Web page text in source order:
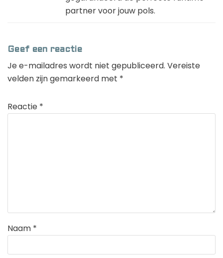
partner voor jouw pols.
Geef een reactie
Je e-mailadres wordt niet gepubliceerd. Vereiste
velden zijn gemarkeerd met *
Reactie *
Naam *